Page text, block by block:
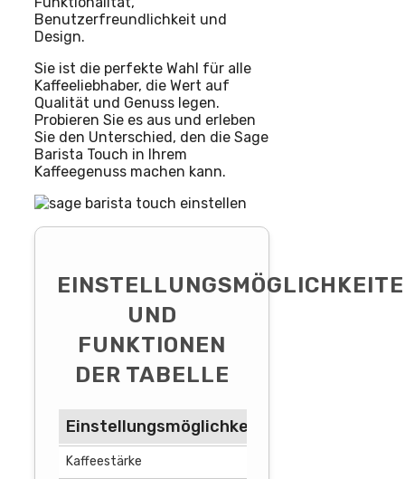
Benutzerfreundlichkeit und
Design.
Sie ist die perfekte Wahl für alle
Kaffeeliebhaber, die Wert auf
Qualität und Genuss legen.
Probieren Sie es aus und erleben
Sie den Unterschied, den die Sage
Barista Touch in Ihrem
Kaffeegenuss machen kann.
UND
FUNKTIONEN
DER TABELLE
Einstellungsmöglichkeit
Kaffeestärke